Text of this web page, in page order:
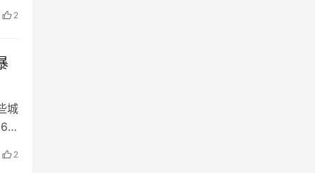
2
城
2